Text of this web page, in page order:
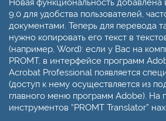
Новая функциональность добавлена
9.0 для удобства пользователей,
документами. Теперь для перевода
нужно копировать его текст в
(например, Word): если у Вас на
PROMT, в интерфейсе программ
Acrobat Professional появляется
(доступ к нему осуществляется из
главного меню программ Adobe). На
инструментов “PROMT Translator”